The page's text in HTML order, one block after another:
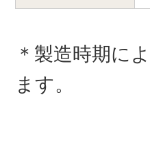
＊製造時期に
ます。